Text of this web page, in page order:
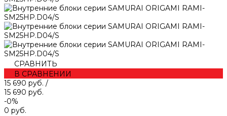
СРАВНИТЬ
В СРАВНЕНИИ
15 690 руб. /
15 690 руб.
-0%
0 руб.